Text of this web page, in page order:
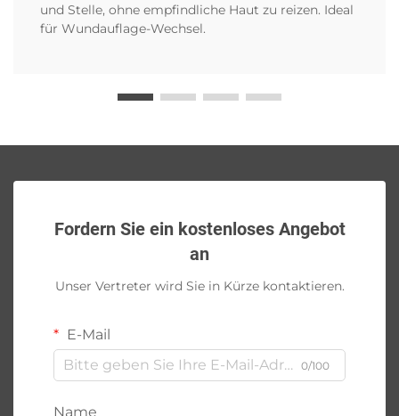
und Stelle, ohne empfindliche Haut zu reizen. Ideal
für Wundauflage-Wechsel.
Fordern Sie ein kostenloses Angebot
an
Unser Vertreter wird Sie in Kürze kontaktieren.
E-Mail
0/100
Name